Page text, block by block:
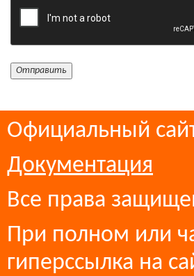
Официальный
Документация
Все права
При полном или
гиперссылка на